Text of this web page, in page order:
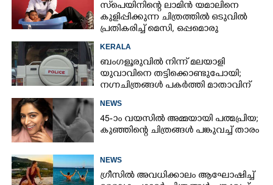
സ്‌പെയിനിന്റെ ലാമിൻ യമാലിനെ
കുളിപ്പിക്കുന്ന ചിത്രത്തിൽ ഒടുവിൽ
പ്രതികരിച്ച് മെസി, ഒപ്പമൊരു
മുന്നറിയിപ്പും
KERALA
ബംഗളൂരുവിൽ നിന്ന് മലയാളി
യുവാവിനെ തട്ടിക്കൊണ്ടുപോയി;
നഗ്നചിത്രങ്ങൾ പകർത്തി മാതാവിന്
അയച്ചു
NEWS
45-ാം വയസിൽ അമ്മയായി പത്മപ്രിയ;
കുഞ്ഞിന്റെ ചിത്രങ്ങൾ പങ്കുവച്ച് താരം
NEWS
ഗ്രീസിൽ അവധിക്കാലം ആഘോഷിച്ച്